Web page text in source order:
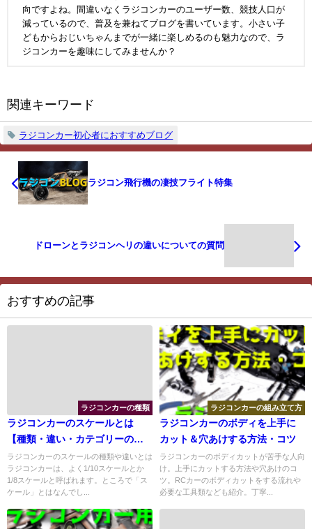
向ですよね。間違いなくラジコンカーのユーザー数、競技人口が
減っているので、普及を兼ねてブログを書いています。小さい子
どもからおじいちゃんまでが一緒に楽しめるのも魅力なので、ラ
ジコンカーを趣味にしてみませんか？
関連キーワード
ラジコンカー初心者におすすめブログ
ラジコン飛行機の凄技フライト特集
ドローンとラジコンヘリの違いについての質問
おすすめの記事
ラジコンカーの種類
ラジコンカーのスケールとは
【種類・違い・カテゴリーの名
前】
ラジコンカーのスケールの種類や違いとは
ラジコンカーは、よく1/10スケールとか
1/8スケールと呼ばれます。ところで「ス
ケール」とはなんでし...
ラジコンカーの組み立て方
ラジコンカーのボディを上手に
カット＆穴あけする方法・コツ
ラジコンカーのボディカットが苦手な人向
け。上手にカットする方法や穴あけのコ
ツ。RCカーのボディカットをする流れや
必要な工具類なども紹介。丁寧...